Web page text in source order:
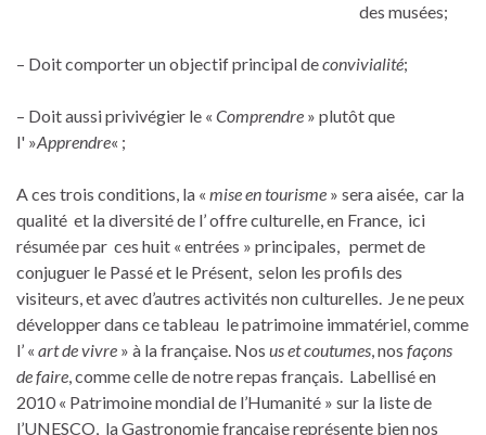
des musées;
– Doit comporter un objectif principal deconvivialité;
– Doit aussi privivégier le « Comprendre » plutôt que
l' »Apprendre« ;
A ces trois conditions, la « mise en tourisme » sera aisée, car la
qualité et la diversité de l’ offre culturelle, en France, ici
résumée par ces huit « entrées » principales, permet de
conjuguer le Passé et le Présent, selon les profils des
visiteurs, et avec d’autres activités non culturelles. Je ne peux
développer dans ce tableau le patrimoine immatériel, comme
l’ « art de vivre » à la française. Nos us et coutumes, nos façons
de faire, comme celle de notre repas français. Labellisé en
2010 « Patrimoine mondial de l’Humanité » sur la liste de
l’UNESCO, la Gastronomie française représente bien nos